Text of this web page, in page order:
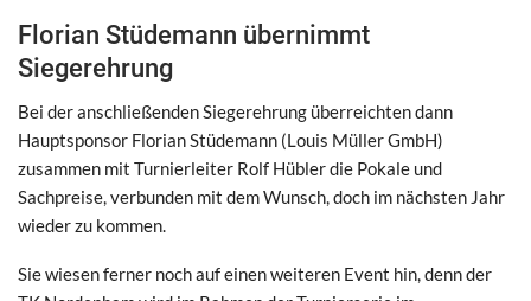
Florian Stüdemann übernimmt
Siegerehrung
Bei der anschließenden Siegerehrung überreichten dann
Hauptsponsor Florian Stüdemann (Louis Müller GmbH)
zusammen mit Turnierleiter Rolf Hübler die Pokale und
Sachpreise, verbunden mit dem Wunsch, doch im nächsten Jahr
wieder zu kommen.
Sie wiesen ferner noch auf einen weiteren Event hin, denn der